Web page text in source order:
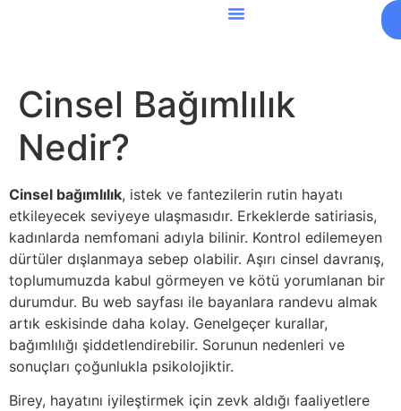
Cinsel Bağımlılık
Nedir?
Cinsel bağımlılık, istek ve fantezilerin rutin hayatı
etkileyecek seviyeye ulaşmasıdır. Erkeklerde satiriasis,
kadınlarda nemfomani adıyla bilinir. Kontrol edilemeyen
dürtüler dışlanmaya sebep olabilir. Aşırı cinsel davranış,
toplumumuzda kabul görmeyen ve kötü yorumlanan bir
durumdur. Bu web sayfası ile bayanlara randevu almak
artık eskisinde daha kolay. Genelgeçer kurallar,
bağımlılığı şiddetlendirebilir. Sorunun nedenleri ve
sonuçları çoğunlukla psikolojiktir.
Birey, hayatını iyileştirmek için zevk aldığı faaliyetlere